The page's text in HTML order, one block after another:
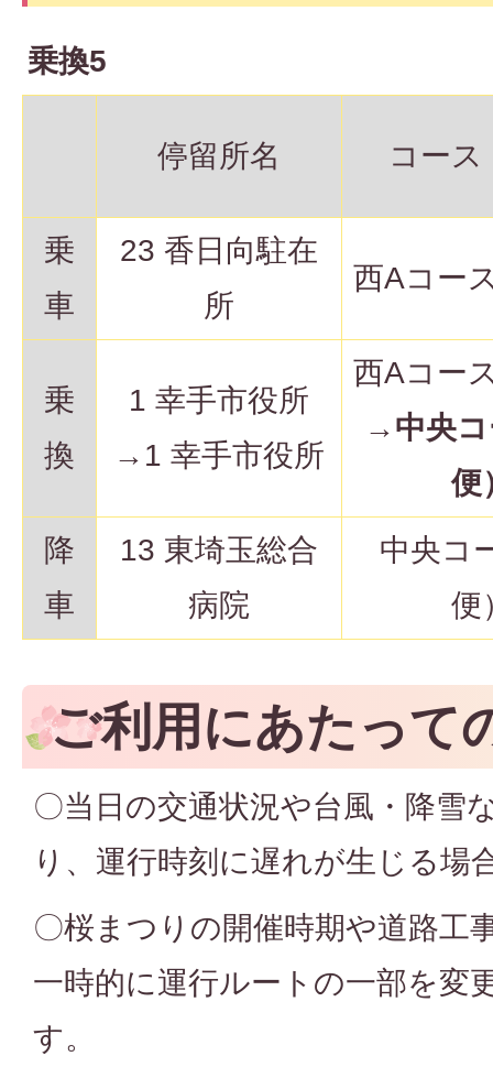
乗換5
停留所名 コース
乗
車
23 香日向駐在
所
西Aコー
乗
換
1 幸手市役所
→1 幸手市役所
西Aコー
→中央
便
降
車
13 東埼玉総合
病院
中央コ
便
ご利用にあたって
〇当日の交通状況や台風・降雪
り、運行時刻に遅れが生じる場
〇桜まつりの開催時期や道路工
一時的に運行ルートの一部を変
す。